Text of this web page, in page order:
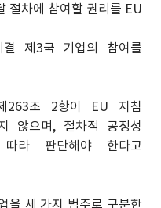
절차에 참여할 권리를 EU
제3국 기업의 참여를
263조 2항이 EU 지침
않으며, 절차적 공정성
라 판단해야 한다고
을 세 가지 범주로 구분한